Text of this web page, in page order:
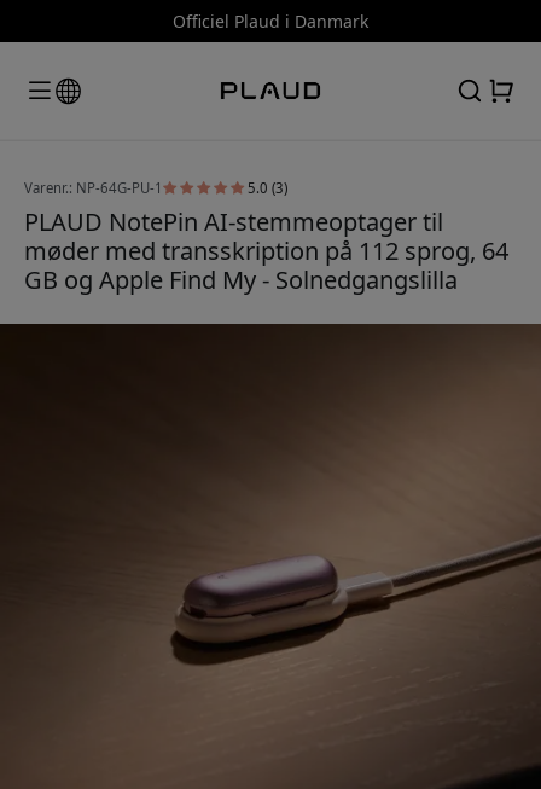
Officiel Plaud i Danmark
Varenr.: NP-64G-PU-1 5.0 (3)
PLAUD NotePin AI-stemmeoptager til
møder med transskription på 112 sprog, 64
GB og Apple Find My - Solnedgangslilla